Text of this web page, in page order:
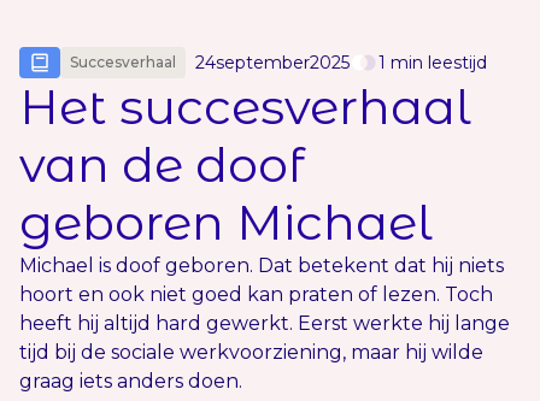
Succesverhaal 24september2025 1 min leestijd
Het succesverhaal
van de doof
geboren Michael
Michael is doof geboren. Dat betekent dat hij niets
hoort en ook niet goed kan praten of lezen. Toch
heeft hij altijd hard gewerkt. Eerst werkte hij lange
tijd bij de sociale werkvoorziening, maar hij wilde
graag iets anders doen.